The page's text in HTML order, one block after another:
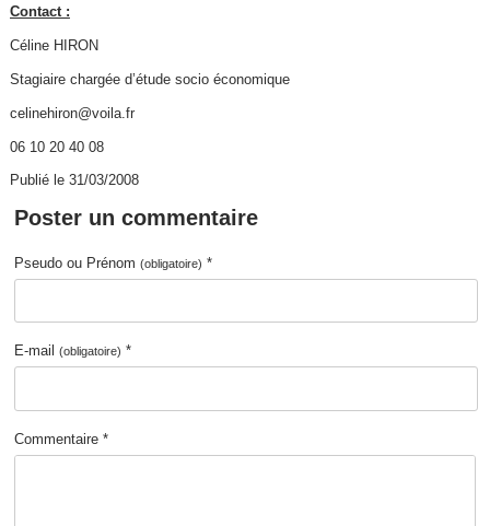
Contact :
Céline HIRON
Stagiaire chargée d’étude socio économique
celinehiron@voila.fr
06 10 20 40 08
Publié le 31/03/2008
Poster un commentaire
Pseudo ou Prénom(obligatoire) *
E-mail(obligatoire) *
Commentaire *